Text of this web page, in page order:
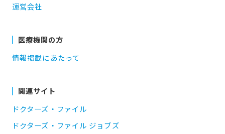
運営会社
医療機関の方
情報掲載にあたって
関連サイト
ドクターズ・ファイル
ドクターズ・ファイル ジョブズ